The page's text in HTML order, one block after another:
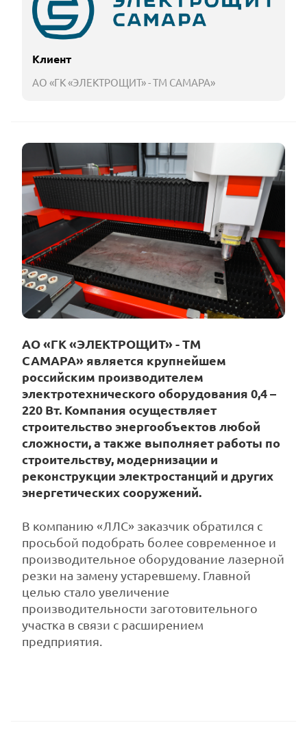
Клиент
АО «ГК «ЭЛЕКТРОЩИТ» - ТМ САМАРА»
АО «ГК «ЭЛЕКТРОЩИТ» - ТМ
САМАРА» является крупнейшем
российским производителем
электротехнического оборудования 0,4 –
220 Вт. Компания осуществляет
строительство энергообъектов любой
сложности, а также выполняет работы по
строительству, модернизации и
реконструкции электростанций и других
энергетических сооружений.
В компанию «ЛЛС» заказчик обратился с
просьбой подобрать более современное и
производительное оборудование лазерной
резки на замену устаревшему. Главной
целью стало увеличение
производительности заготовительного
участка в связи с расширением
предприятия.